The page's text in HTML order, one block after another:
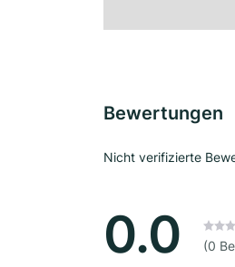
Bewertungen
Nicht verifizierte
0.0 (0